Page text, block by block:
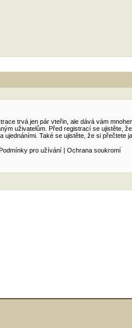
trvá jen pár vteřin, ale dává vám
uživatelům. Před registrací se ujistěte,
ujednáními. Také se ujistěte, že si přečtete
pro užívání| Ochrana soukromí